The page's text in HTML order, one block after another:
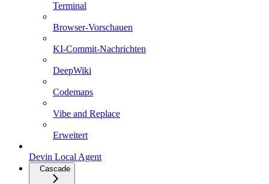
Terminal
Browser-Vorschauen
KI-Commit-Nachrichten
DeepWiki
Codemaps
Vibe and Replace
Erweitert
Devin Local Agent
Cascade